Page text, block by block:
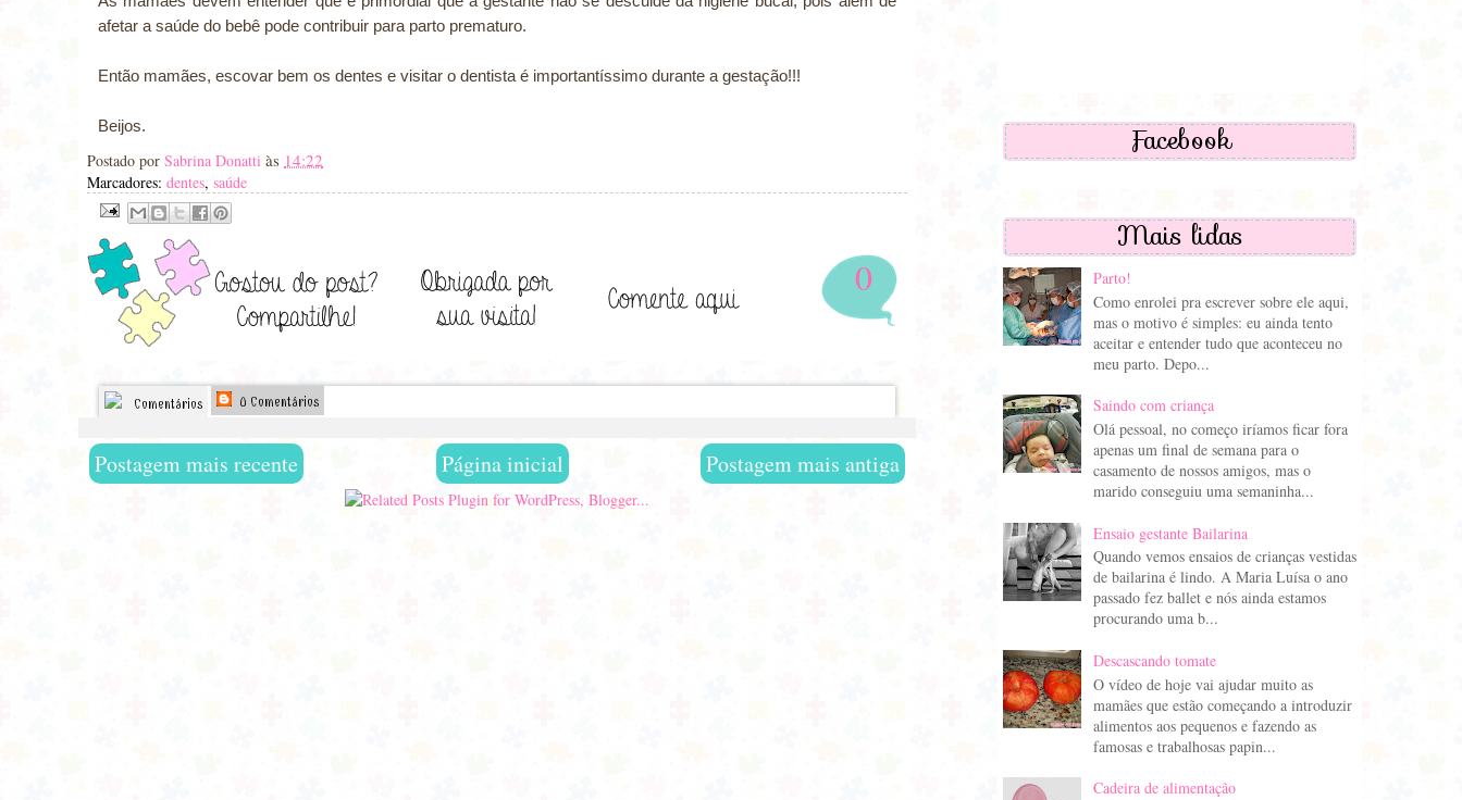
afetar a saúde do bebê pode contribuir para parto prematuro.
Então mamães, escovar bem os dentes e visitar o dentista é importantíssimo durante a gestação!!!
Beijos.
Postado por Sabrina Donatti às 14:22
Marcadores: dentes, saúde
0
Comentários 0 Comentários
Postagem mais recente Postagem mais antiga
Página inicial
Facebook
Mais lidas
Parto!
Como enrolei pra escrever sobre ele aqui,
mas o motivo é simples: eu ainda tento
aceitar e entender tudo que aconteceu no
meu parto. Depo...
Saindo com criança
Olá pessoal, no começo iríamos ficar fora
apenas um final de semana para o
casamento de nossos amigos, mas o
marido conseguiu uma semaninha...
Ensaio gestante Bailarina
Quando vemos ensaios de crianças vestidas
de bailarina é lindo. A Maria Luísa o ano
passado fez ballet e nós ainda estamos
procurando uma b...
Descascando tomate
O vídeo de hoje vai ajudar muito as
mamães que estão começando a introduzir
alimentos aos pequenos e fazendo as
famosas e trabalhosas papin...
Cadeira de alimentação